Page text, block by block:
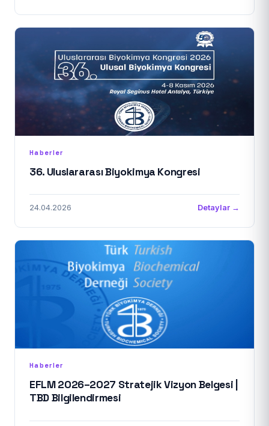
Haberler
36. Uluslararası Biyokimya Kongresi
24.04.2026 Detaylar →
Haberler
EFLM 2026–2027 Stratejik Vizyon Belgesi |
TBD Bilgilendirmesi